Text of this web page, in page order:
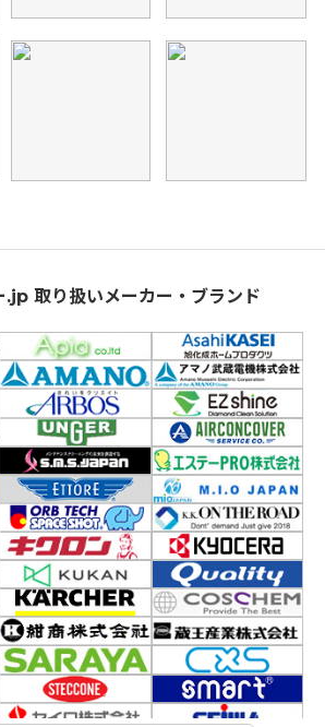
.jp 取り扱いメーカー・ブランド